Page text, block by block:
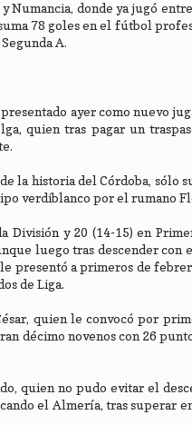
Numancia, donde ya jugó
78 goles en el fútbol
A.
ayer como nuevo
quien tras pagar un
la historia del Córdoba, sólo
verdiblanco por el rumano
División y 20 (14-15) en
luego tras descender con
presentó a primeros de
de Liga.
quien le convocó por
décimo novenos con 26
quien no pudo evitar el
el Almería, tras superar